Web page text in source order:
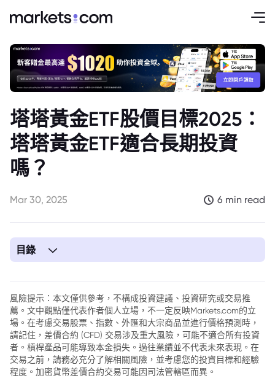
塔塔黃金ETF股價目標2025：
塔塔黃金ETF適合長期投資
嗎？
Mar 30, 2025 6 min read
目錄
3. 塔塔黃金ETF的2025年股價目標
4. 塔塔黃金ETF適合長期投資嗎？
5. 長期投資者的考量
6. 結論
風險提示：本文僅供參考，不構成投資建議、投資研究或交易推
薦。文中觀點僅代表作者個人立場，不一定反映Markets.com的立
場。在考慮交易股票、指數、外匯和大宗商品並進行價格預測時，
請記住，差價合約 (CFD) 交易涉及重大風險，可能不適合所有投資
者。槓桿產品可能導致本金損失。過往業績並不代表未來表現。在
交易之前，請務必充分了解相關風險，並考慮您的投資目標和經驗
程度。加密貨幣差價合約交易可能因司法管轄區而異。